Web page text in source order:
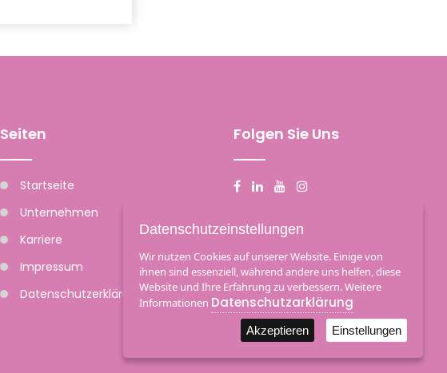
Seiten
Startseite
Unternehmen
Karriere
Impressum
Datenschutzerklärung
Folgen Sie Uns
Datenschutzeinstellungen
Wir nutzen Cookies auf unserer Website. Einige von
ihnen sind essenziell, während andere uns helfen, diese
Website und Ihre Erfahrung zu verbessern. Weitere
Informationen Datenschutzarklärung
Akzeptieren Einstellungen